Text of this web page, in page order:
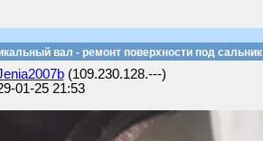
вал - ремонт поверхности под сальник
(109.230.128.---)
01-25 21:53